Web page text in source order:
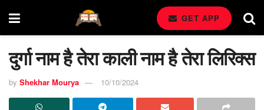
GET APP
दुर्गा नाम है तेरा काली नाम है तेरा लिरिक्स
by Shekhar Mourya 10/10/2024